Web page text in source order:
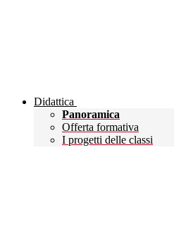
Didattica
Panoramica
Offerta formativa
I progetti delle classi